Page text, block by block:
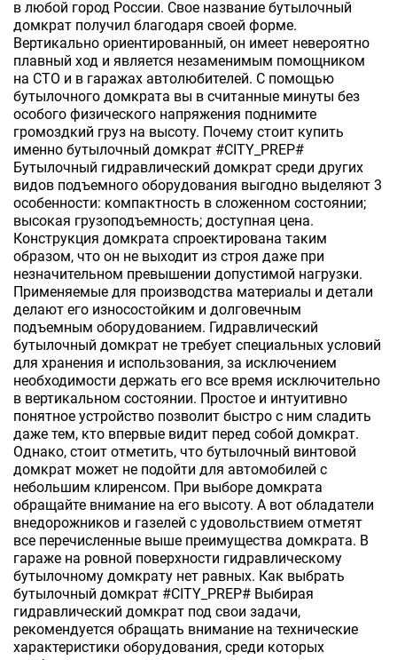
в любой город России. Свое название бутылочный
домкрат получил благодаря своей форме.
Вертикально ориентированный, он имеет невероятно
плавный ход и является незаменимым помощником
на СТО и в гаражах автолюбителей. С помощью
бутылочного домкрата вы в считанные минуты без
особого физического напряжения поднимите
громоздкий груз на высоту. Почему стоит купить
именно бутылочный домкрат #CITY_PREP#
Бутылочный гидравлический домкрат среди других
видов подъемного оборудования выгодно выделяют 3
особенности: компактность в сложенном состоянии;
высокая грузоподъемность; доступная цена.
Конструкция домкрата спроектирована таким
образом, что он не выходит из строя даже при
незначительном превышении допустимой нагрузки.
Применяемые для производства материалы и детали
делают его износостойким и долговечным
подъемным оборудованием. Гидравлический
бутылочный домкрат не требует специальных условий
для хранения и использования, за исключением
необходимости держать его все время исключительно
в вертикальном состоянии. Простое и интуитивно
понятное устройство позволит быстро с ним сладить
даже тем, кто впервые видит перед собой домкрат.
Однако, стоит отметить, что бутылочный винтовой
домкрат может не подойти для автомобилей с
небольшим клиренсом. При выборе домкрата
обращайте внимание на его высоту. А вот обладатели
внедорожников и газелей с удовольствием отметят
все перечисленные выше преимущества домкрата. В
гараже на ровной поверхности гидравлическому
бутылочному домкрату нет равных. Как выбрать
бутылочный домкрат #CITY_PREP# Выбирая
гидравлический домкрат под свои задачи,
рекомендуется обращать внимание на технические
характеристики оборудования, среди которых